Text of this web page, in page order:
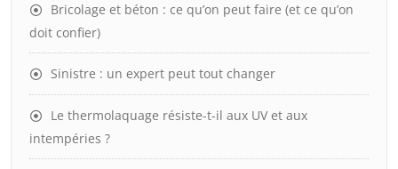
Bricolage et béton : ce qu’on peut faire (et ce qu’on
doit confier)
Sinistre : un expert peut tout changer
Le thermolaquage résiste-t-il aux UV et aux
intempéries ?